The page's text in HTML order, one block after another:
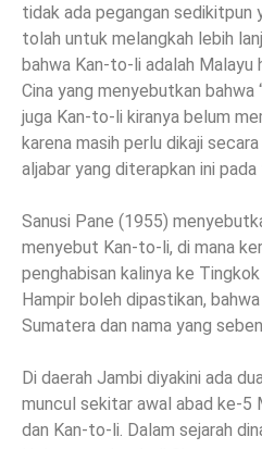
tidak ada pegangan sedikitpun
tolah untuk melangkah lebih
bahwa Kan-to-li adalah Malayu
Cina yang menyebutkan
juga Kan-to-li kiranya belum
karena masih perlu dikaji
aljabar yang diterapkan ini
Sanusi Pane (1955)
menyebut Kan-to-li, di mana
penghabisan kalinya ke
Hampir boleh dipastikan,
Sumatera dan nama yang
Di daerah Jambi diyakini ada
muncul sekitar awal abad ke-5
dan Kan-to-li. Dalam sejarah